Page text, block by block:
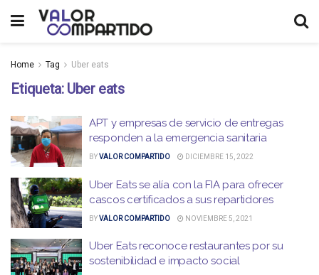
Home Tag Uber eats
Etiqueta: Uber eats
APT y empresas de servicio de entregas
responden a la emergencia sanitaria
BYVALOR COMPARTIDO DICIEMBRE 15, 2022
Uber Eats se alía con la FIA para ofrecer
cascos certificados a sus repartidores
BYVALOR COMPARTIDO NOVIEMBRE 5, 2021
Uber Eats reconoce restaurantes por su
sostenibilidad e impacto social